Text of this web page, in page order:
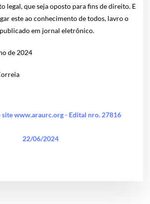
legal, que seja oposto para fins de direito. E
este ao conhecimento de todos, lavro o
em jornal eletrônico.
de 2024
site www.araurc.org - Edital nro. 27816
22/06/2024